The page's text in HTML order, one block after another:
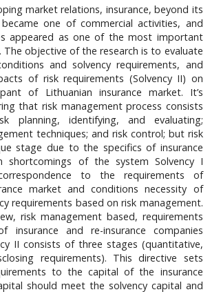
market relations, insurance, beyond its
one of commercial activities, and
appeared as one of the most important
The objective of the research is to evaluate
and solvency requirements, and
of risk requirements (Solvency II) on
of Lithuanian insurance market. It’s
that risk management process consists
planning, identifying, and evaluating;
techniques; and risk control; but risk
stage due to the specifics of insurance
shortcomings of the system Solvency I
to the requirements of
market and conditions necessity of
requirements based on risk management.
risk management based, requirements
insurance and re-insurance companies
II consists of three stages (quantitative,
requirements). This directive sets
to the capital of the insurance
should meet the solvency capital and